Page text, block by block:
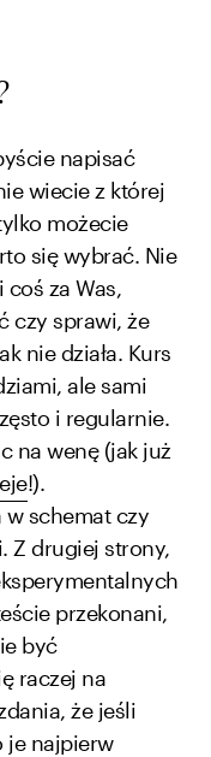
napisać
wiecie z której
możecie
się wybrać. Nie
za Was,
czy sprawi, że
nie działa. Kurs
ale sami
i regularnie.
na wenę (jak już
!).
schemat czy
Z drugiej strony,
przekonani,
być
raczej na
że jeśli
je najpierw